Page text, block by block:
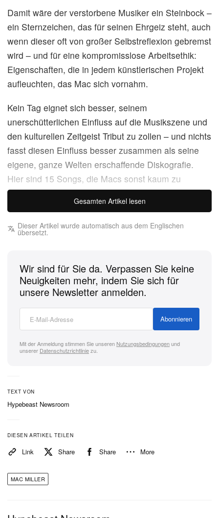
Damit wäre der verstorbene Musiker ein Steinbock –
ein Sternzeichen, das für seinen Ehrgeiz steht, auch
wenn dieser oft von großer Selbstreflexion gebremst
wird – und für eine kompromisslose Arbeitsethik:
Eigenschaften, die in jedem künstlerischen Projekt
aufleuchten, das Mac sich vornahm.
Kein Tag eignet sich besser, seinem
unerschütterlichen Einfluss auf die Musikszene und
den kulturellen Zeitgeist Tribut zu zollen – und nichts
fasst diesen Einfluss besser zusammen als seine
eigene, ganze Welten erschaffende Diskografie.
Hier sind 15 Songs, die Macs sonst kaum zu
fassendes Vermächtnis definieren.
„Shangri–La“
der beruhigendeBalloonerism-Track entwirft einen
euphorischen Zustand der Gelassenheit. Die
innerer Frieden dafür umso mehr.
Gesamten Artikel lesen
Dieser Artikel wurde automatisch aus dem Englischen
übersetzt.
Wir sind für Sie da. Verpassen Sie keine
Neuigkeiten mehr, indem Sie sich für
unsere Newsletter anmelden.
Abonnieren
Mit der Anmeldung stimmen Sie unseren Nutzungsbedingungenund
unserer Datenschutzrichtliniezu.
TEXT VON
Hypebeast Newsroom
DIESEN ARTIKEL TEILEN
Link Share Share More
MAC MILLER